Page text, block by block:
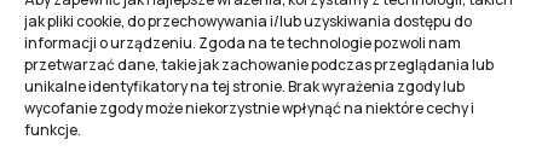
jak pliki cookie, do przechowywania i/lub uzyskiwania dostępu do
informacji o urządzeniu. Zgoda na te technologie pozwoli nam
przetwarzać dane, takie jak zachowanie podczas przeglądania lub
unikalne identyfikatory na tej stronie. Brak wyrażenia zgody lub
wycofanie zgody może niekorzystnie wpłynąć na niektóre cechy i
funkcje.
Ta strona jest chroniona przez